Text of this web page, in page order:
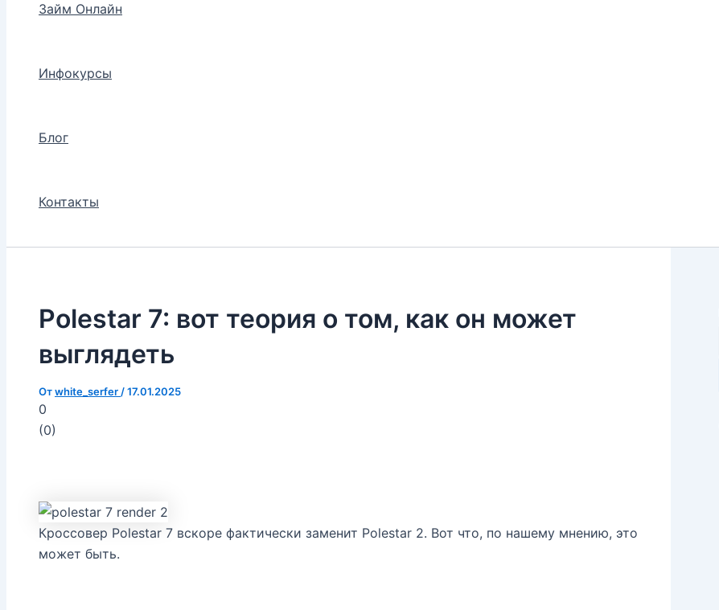
Займ Онлайн
Инфокурсы
Блог
Контакты
Polestar 7: вот теория о том, как он может
выглядеть
Отwhite_serfer /17.01.2025
0
(0)
Кроссовер Polestar 7 вскоре фактически заменит Polestar 2. Вот что, по нашему мнению, это
может быть.